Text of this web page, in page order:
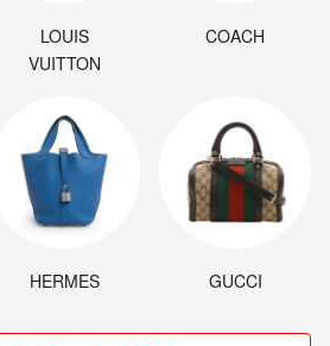
LOUIS
VUITTON
COACH
HERMES GUCCI